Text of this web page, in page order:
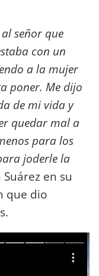
señor que
con un
a la mujer
poner. Me dijo
de mi vida y
quedar mal a
para los
joderle la
en su
que dio